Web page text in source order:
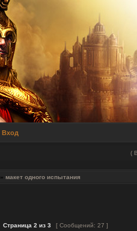
Вход
(
» макет одного испытания
Страница 2 из 3 [ Сообщений: 27 ]